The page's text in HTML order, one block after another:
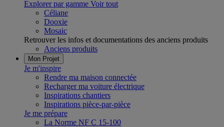
Explorer par gamme Voir tout
Céliane
Dooxie
Mosaic
Retrouver les infos et documentations des anciens produits
Anciens produits
Mon Projet
Je m'inspire
Rendre ma maison connectée
Recharger ma voiture électrique
Inspirations chantiers
Inspirations pièce-par-pièce
Je me prépare
La Norme NF C 15-100